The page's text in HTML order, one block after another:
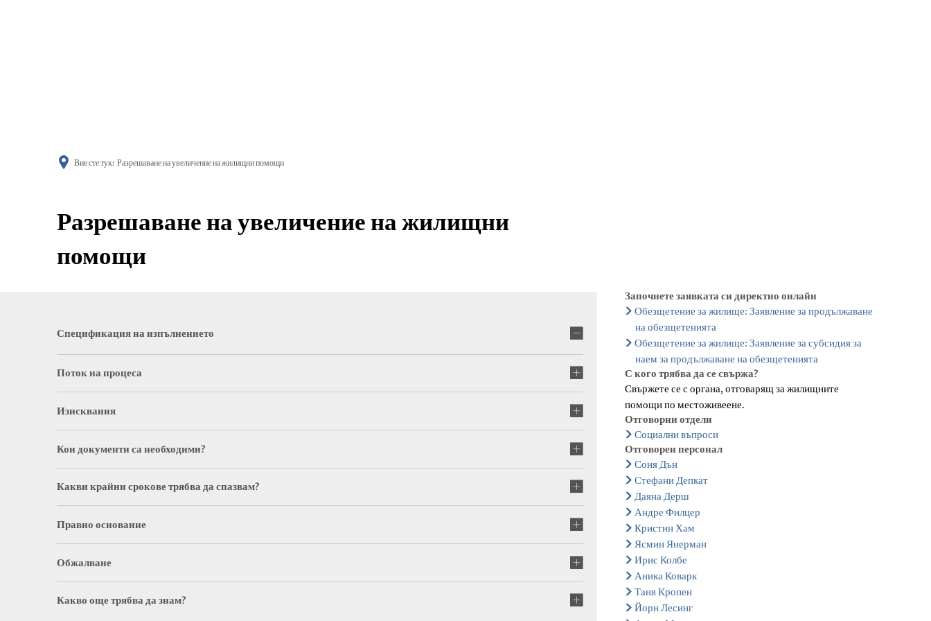
Вие сте тук: Разрешаване на увеличение на жилищни помощи
Разрешаване на увеличение на жилищни
помощи
Спецификация на изпълнението
Поток на процеса
Изисквания
Кои документи са необходими?
Какви крайни срокове трябва да спазвам?
Правно основание
Обжалване
Какво още трябва да знам?
Започнете заявката си директно онлайн
Обезщетение за жилище: Заявление за продължаване
на обезщетенията
Обезщетение за жилище: Заявление за субсидия за
наем за продължаване на обезщетенията
С кого трябва да се свържа?
Свържете се с органа, отговарящ за жилищните
помощи по местоживеене.
Отговорни отдели
Социални въпроси
Отговорен персонал
Соня Дън
Стефани Депкат
Даяна Дерш
Андре Филцер
Кристин Хам
Ясмин Янерман
Ирис Колбе
Аника Коварк
Таня Кропен
Йорн Лесинг